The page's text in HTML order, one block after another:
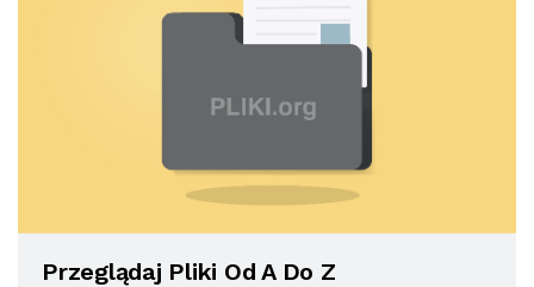
Przeglądaj Pliki Od A Do Z